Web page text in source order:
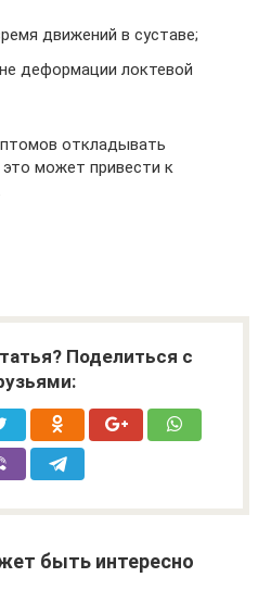
движений в суставе;
деформации локтевой
откладывать
может привести к
Поделиться с
быть интересно